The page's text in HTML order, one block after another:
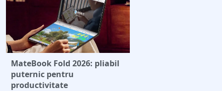
MateBook Fold 2026: pliabil
puternic pentru
productivitate